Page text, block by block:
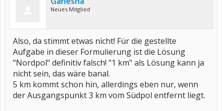
Neues Mitglied
Also, da stimmt etwas nicht! Für die gestellte
Aufgabe in dieser Formulierung ist die Lösung
"Nordpol" definitiv falsch! "1 km" als Lösung kann ja
nicht sein, das wäre banal.
5 km kommt schon hin, allerdings eben nur, wenn
der Ausgangspunkt 3 km vom Südpol entfernt liegt.